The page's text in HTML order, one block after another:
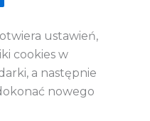
ustawień,
cookies w
a następnie
nowego